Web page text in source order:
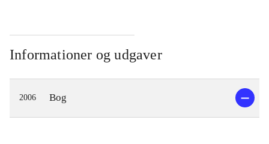
Informationer og udgaver
2006 Bog